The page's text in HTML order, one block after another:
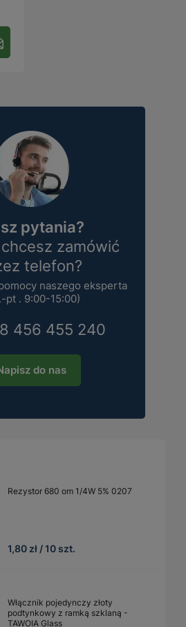
pytania?
zamówić
telefon?
naszego eksperta
pt . 9:00-15:00)
456 455 240
do nas
Rezystor 680 om 1/4W 5% 0207
1,80 zł / 10 szt.
Włącznik pojedynczy złoty
podtynkowy z ramką szklaną -
TAWOIA Glass